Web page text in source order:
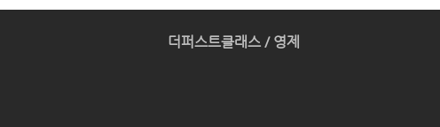
더퍼스트클래스 / 영제